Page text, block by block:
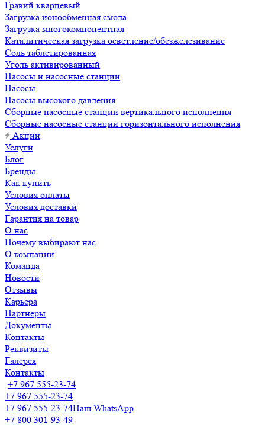
Гравий кварцевый
Загрузка ионообменная смола
Загрузка многокомпонентная
Каталитическая загрузка осветление/обезжелезивание
Соль таблетированная
Уголь активированный
Насосы и насосные станции
Насосы
Насосы высокого давления
Сборные насосные станции вертикального исполнения
Сборные насосные станции горизонтального исполнения
Акции
Услуги
Блог
Бренды
Как купить
Условия оплаты
Условия доставки
Гарантия на товар
О нас
Почему выбирают нас
О компании
Команда
Новости
Отзывы
Карьера
Партнеры
Документы
Контакты
Реквизиты
Галерея
Контакты
+7 967 555-23-74
+7 967 555-23-74
+7 967 555-23-74Наш WhatsApp
+7 800 301-93-49